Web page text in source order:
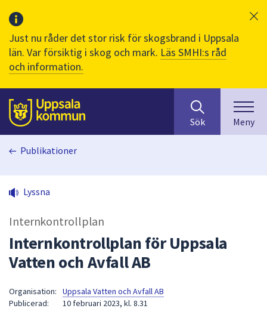
Just nu råder det stor risk för skogsbrand i Uppsala
län. Var försiktig i skog och mark. Läs SMHI:s råd
och information.
Till sidans
huvudinnehåll
efter
innehåll
på
sökfältet
kommer
Sök Meny
Publikationer
Lyssna
Internkontrollplan
Internkontrollplan för Uppsala
Vatten och Avfall AB
Organisation:
Uppsala Vatten och Avfall AB
Publicerad:
10 februari 2023, kl. 8.31